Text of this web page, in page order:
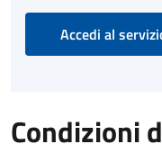
Accedi al
Condizioni